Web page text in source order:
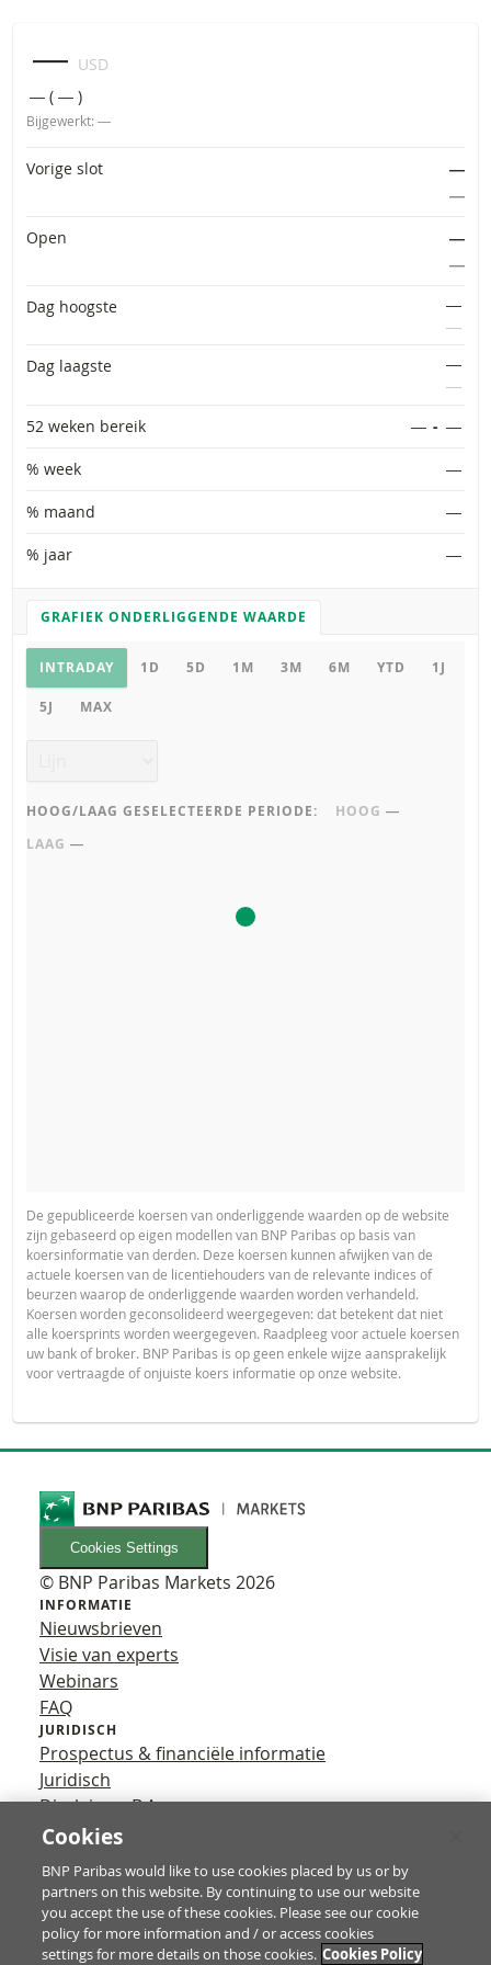
― USD
― (― )
Bijgewerkt: ―
Primaire informatie
Vorige slot
―
―
Open
―
―
Dag hoogste
―
―
Dag laagste
―
―
52 weken bereik
― - ―
% week ―
% maand ―
% jaar ―
GRAFIEK ONDERLIGGENDE WAARDE
Grafiek onderliggende waarde
GRAFIEK INSTELLINGEN
INTRADAY
1D 5D 1M 3M 6M YTD 1J
5J MAX
HOOG/LAAG GESELECTEERDE PERIODE: HOOG ―
LAAG ―
De gepubliceerde koersen van onderliggende waarden op de website
zijn gebaseerd op eigen modellen van BNP Paribas op basis van
koersinformatie van derden. Deze koersen kunnen afwijken van de
actuele koersen van de licentiehouders van de relevante indices of
beurzen waarop de onderliggende waarden worden verhandeld.
Koersen worden geconsolideerd weergegeven: dat betekent dat niet
alle koersprints worden weergegeven. Raadpleeg voor actuele koersen
uw bank of broker. BNP Paribas is op geen enkele wijze aansprakelijk
voor vertraagde of onjuiste koers informatie op onze website.
Cookies Settings
© BNP Paribas Markets 2026
INFORMATIE
Nieuwsbrieven
Visie van experts
Webinars
FAQ
JURIDISCH
Prospectus & financiële informatie
Juridisch
Disclaimer B.A.
Privacy
YouTube
X
Contact
Cookies
BNP Paribas would like to use cookies placed by us or by
partners on this website. By continuing to use our website
you accept the use of these cookies. Please see our cookie
policy for more information and / or access cookies
settings for more details on those cookies. Cookies Policy